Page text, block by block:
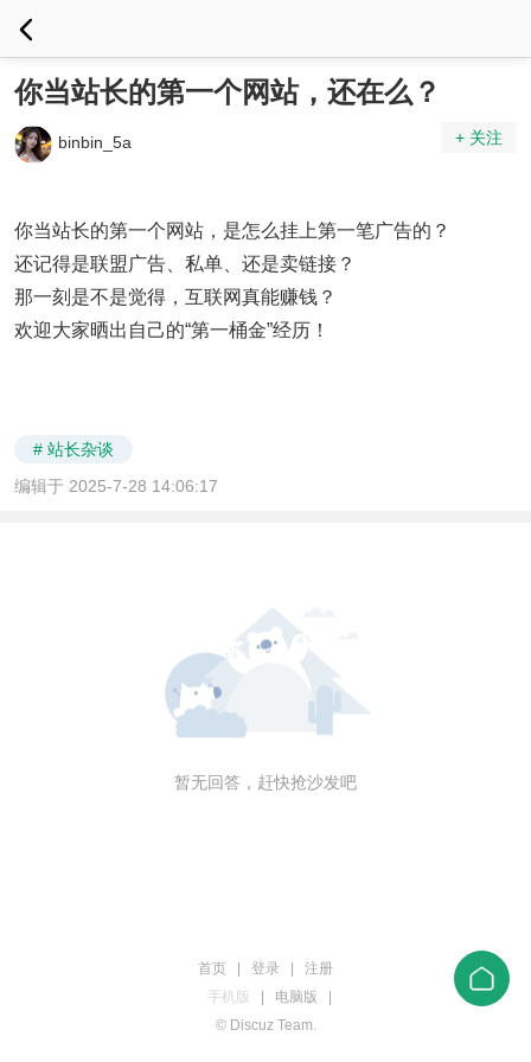
你当站长的第一个网站，还在么？
binbin_5a + 关注
你当站长的第一个网站，是怎么挂上第一笔广告的？
还记得是联盟广告、私单、还是卖链接？
那一刻是不是觉得，互联网真能赚钱？
欢迎大家晒出自己的“第一桶金”经历！
# 站长杂谈
编辑于 2025-7-28 14:06:17
暂无回答，赶快抢沙发吧
首页 登录
注册
手机版
电脑版
© Discuz Team.